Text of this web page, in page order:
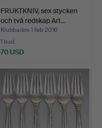
FRUKTKNIV, sex stycken
och två redskap Art…
Klubbades 1 feb 2016
1 bud
70 USD